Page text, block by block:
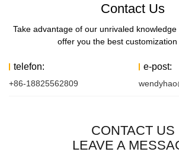
Contact Us
Take advantage of our unrivaled
offer you the best customization
telefon:
+86-18825562809
e-post:
CONTACT US
LEAVE A